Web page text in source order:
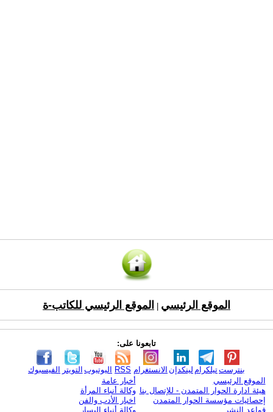
الموقع الرئيسي الموقع الرئيسي للكاتب-ة
تابعونا على:
الفيسبوك التويتر اليوتيوب RSS الانستغرام لينكدإن تيلكرامبنترست
الموقع الرئيسي
هيئة ادارة الحوار المتمدن - للإتصال بنا
إحصائيات مؤسسة الحوار المتمدن
قواعد النشر
أخبار عامة
وكالة أنباء المرأة
اخبار الأدب والفن
وكالة أنباء اليسار